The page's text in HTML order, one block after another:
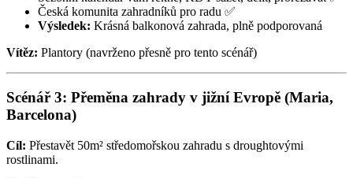
Česká komunita zahradníků pro radu ✅
Výsledek: Krásná balkonová zahrada, plně podporovaná
Vítěz: Plantory (navrženo přesně pro tento scénář)
Scénář 3: Přeměna zahrady v jižní Evropě (Maria,
Barcelona)
Cíl: Přestavět 50m² středomořskou zahradu s droughtovými
rostlinami.